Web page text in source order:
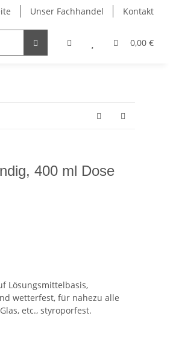
Unser Fachhandel Kontakt
0,00 €
Edding Stifte
400 ml Dose
Lösungsmittelbasis,
wetterfest, für nahezu alle
etc., styroporfest.